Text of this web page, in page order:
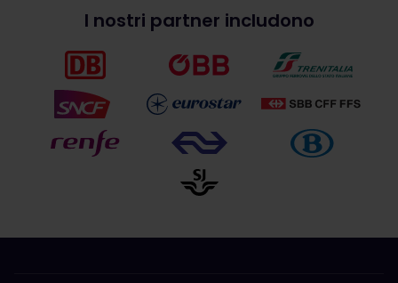
I nostri partner includono